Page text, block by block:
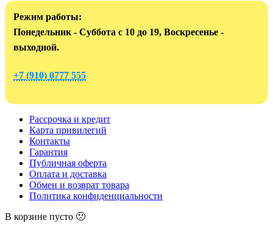
Режим работы:
Понедельник - Суббота с 10 до 19, Воскресенье -
выходной.
+7 (910) 0777 555
Рассрочка и кредит
Карта привилегий
Контакты
Гарантия
Публичная оферта
Оплата и доставка
Обмен и возврат товара
Политика конфиденциальности
В корзине пусто 🙁